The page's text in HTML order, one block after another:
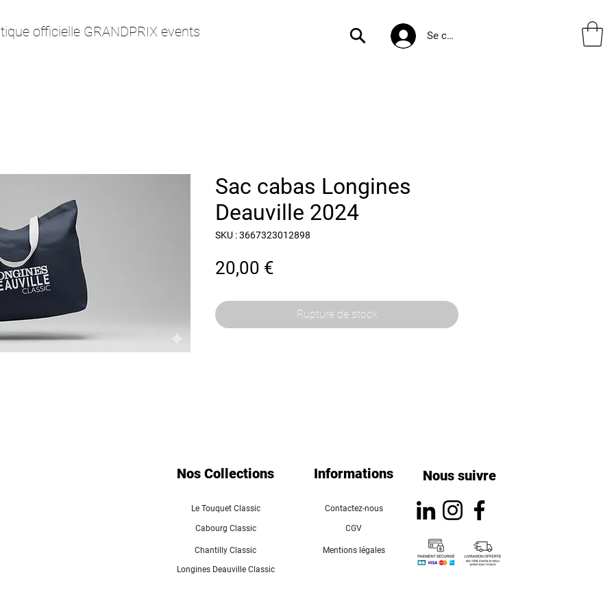
officielle GRANDPRIX events Se connecter
Sac cabas Longines
Deauville 2024
SKU : 3667323012898
20,00 €
Rupture de stock
Nos Collections
Le Touquet Classic
Cabourg Classic
Chantilly Classic
Longines Deauville Classic
Informations
Contactez-nous
CGV
Mentions légales
Nous suivre